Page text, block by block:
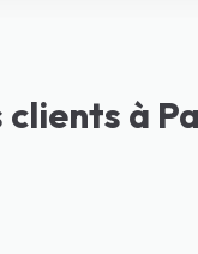
clients à